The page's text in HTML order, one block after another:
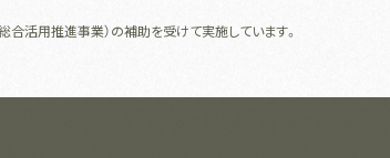
活用推進事業）の補助を受けて実施しています。